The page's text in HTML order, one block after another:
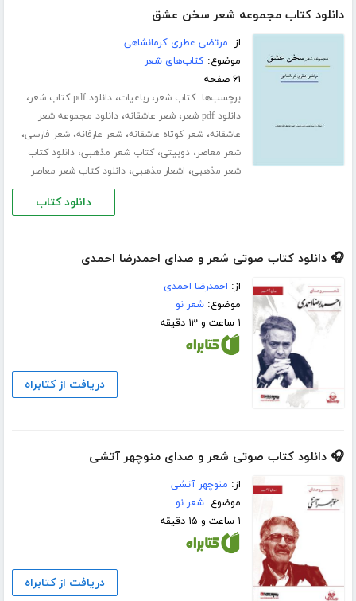
دانلود کتاب مجموعه شعر سخن عشق
از: مرتضی عطری کرمانشاهی
موضوع:کتاب‌های شعر
۶۱ صفحه
برچسب‌ها:کتاب شعر،رباعیات،دانلود pdf کتاب شعر ،
دانلود pdf شعر ،شعر عاشقانه،دانلود مجموعه شعر
عاشقانه،شعر کوتاه عاشقانه،شعر عارفانه،شعر فارسی،
شعر معاصر،دوبیتی،کتاب شعر مذهبی،دانلود کتاب
شعر مذهبی، اشعار مذهبی،دانلود کتاب شعر معاصر
دانلود کتاب
🎧 دانلود کتاب صوتی شعر و صدای احمدرضا احمدی
از: احمدرضا احمدی
موضوع:شعر نو
۱ ساعت و ۱۳ دقیقه
دریافت از کتابراه
🎧 دانلود کتاب صوتی شعر و صدای منوچهر آتشی
از: منوچهر آتشی
موضوع:شعر نو
۱ ساعت و ۱۵ دقیقه
دریافت از کتابراه